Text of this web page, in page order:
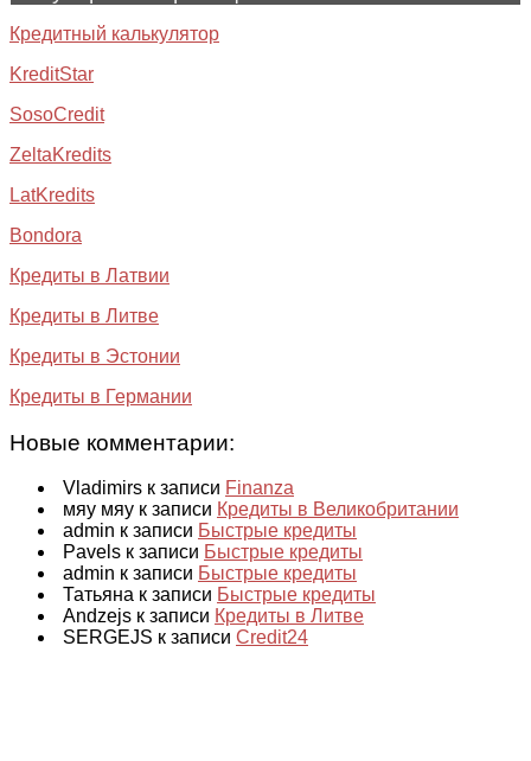
Кредитный калькулятор
KreditStar
SosoCredit
ZeltaKredits
LatKredits
Bondora
Кредиты в Латвии
Кредиты в Литве
Кредиты в Эстонии
Кредиты в Германии
Новые комментарии:
Vladimirs к записи Finanza
мяу мяу к записи Кредиты в Великобритании
admin к записи Быстрые кредиты
Pavels к записи Быстрые кредиты
admin к записи Быстрые кредиты
Татьяна к записи Быстрые кредиты
Andzejs к записи Кредиты в Литве
SERGEJS к записи Credit24